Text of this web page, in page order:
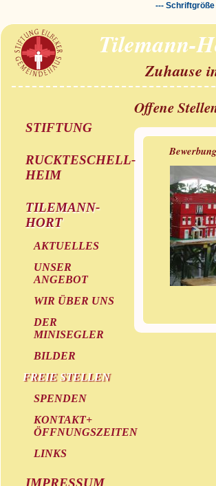
---
Tilemann-
Zuhause
STIFTUNG
RUCKTESCHELL-
HEIM
TILEMANN-
HORT
AKTUELLES
UNSER
ANGEBOT
WIR ÜBER UNS
DER
MINISEGLER
BILDER
FREIE STELLEN
SPENDEN
KONTAKT+
ÖFFNUNGSZEITEN
LINKS
Offene